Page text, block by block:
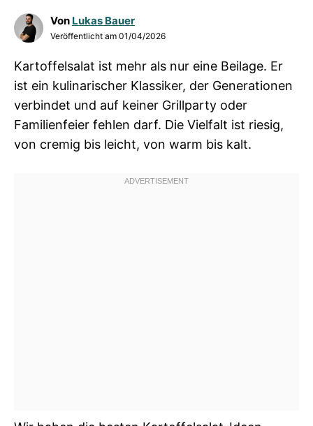
Von Lukas Bauer
Veröffentlicht am 01/04/2026
Kartoffelsalat ist mehr als nur eine Beilage. Er
ist ein kulinarischer Klassiker, der Generationen
verbindet und auf keiner Grillparty oder
Familienfeier fehlen darf. Die Vielfalt ist riesig,
von cremig bis leicht, von warm bis kalt.